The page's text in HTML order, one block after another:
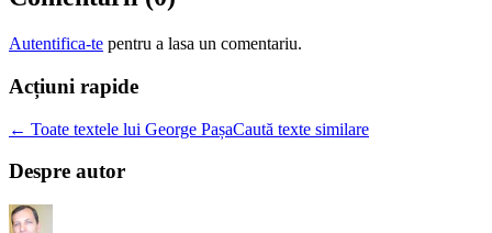
Autentifica-te pentru a lasa un comentariu.
Acțiuni rapide
← Toate textele lui George PașaCaută texte similare
Despre autor